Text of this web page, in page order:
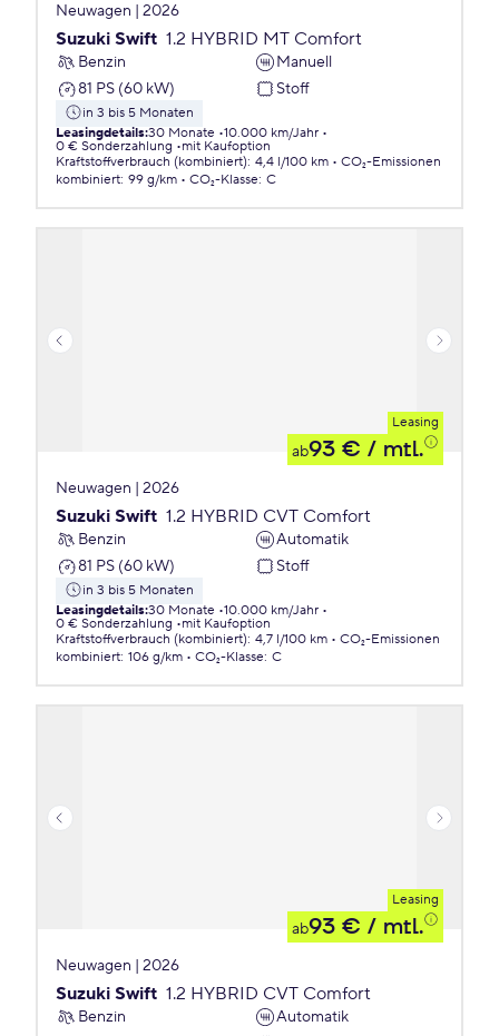
Neuwagen | 2026
Suzuki Swift 1.2 HYBRID MT Comfort
Benzin
Manuell
81 PS (60 kW)
Stoff
in 3 bis 5 Monaten
Leasingdetails:30 Monate 10.000 km/Jahr
0 € Sonderzahlung
mit Kaufoption
Kraftstoffverbrauch (kombiniert): 4,4 l/100 km
CO₂-Emissionen
kombiniert: 99 g/km CO₂-Klasse: C
Leasing
ab93 € / mtl.
Neuwagen | 2026
Suzuki Swift 1.2 HYBRID CVT Comfort
Benzin
Automatik
81 PS (60 kW)
Stoff
in 3 bis 5 Monaten
Leasingdetails:30 Monate 10.000 km/Jahr
0 € Sonderzahlung
mit Kaufoption
Kraftstoffverbrauch (kombiniert): 4,7 l/100 km
CO₂-Emissionen
kombiniert: 106 g/km CO₂-Klasse: C
Leasing
ab93 € / mtl.
Neuwagen | 2026
Suzuki Swift 1.2 HYBRID CVT Comfort
Benzin
Automatik